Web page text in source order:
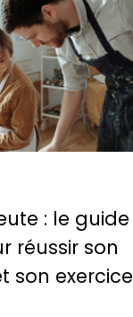
: le guide
réussir son
son exercice